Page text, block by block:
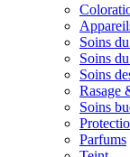
Soins
Soins
Soins
Rasage
Soins
Parfums